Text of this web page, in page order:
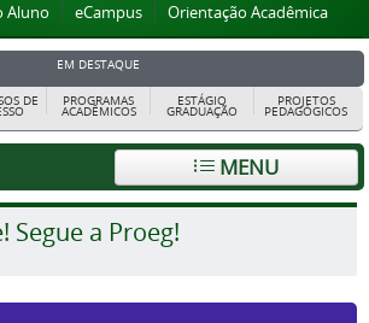
Aluno eCampus Orientação Acadêmica
EM DESTAQUE
DE PROGRAMAS
ACADÊMICOS
ESTÁGIO
GRADUAÇÃO
PROJETOS
PEDAGÓGICOS
MENU
Segue a Proeg!